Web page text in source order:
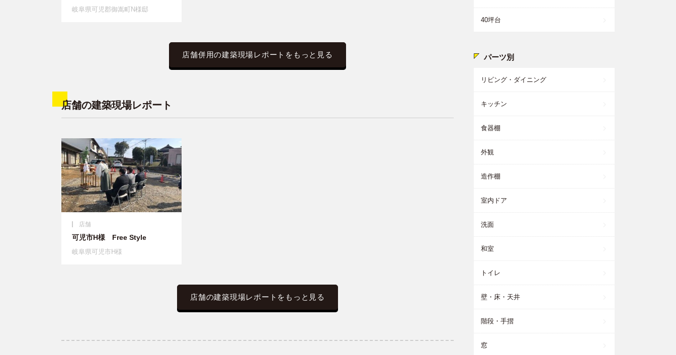
岐阜県可児郡御嵩町N様邸
店舗併用の建築現場レポートをもっと見る
店舗の建築現場レポート
店舗
可児市H様 Free Style
岐阜県可児市H様
店舗の建築現場レポートをもっと見る
40坪台
パーツ別
リビング・ダイニング
キッチン
食器棚
外観
造作棚
室内ドア
洗面
和室
トイレ
壁・床・天井
階段・手摺
窓